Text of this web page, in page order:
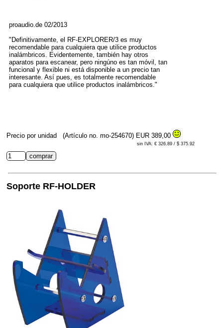
proaudio.de 02/2013
"Definitivamente, el RF-EXPLORER/3 es muy
recomendable para cualquiera que utilice productos
inalámbricos. Evidentemente, también hay otros
aparatos para escanear, pero ningúno es tan móvil, tan
funcional y flexible ni está disponible a un precio tan
interesante. Así pues, es totalmente recomendable
para cualquiera que utilice productos inalámbricos."
Precio por unidad (Artículo no. mo-254670) EUR 389,00
sin IVA: € 326.89 / $ 375.92
Soporte RF-HOLDER